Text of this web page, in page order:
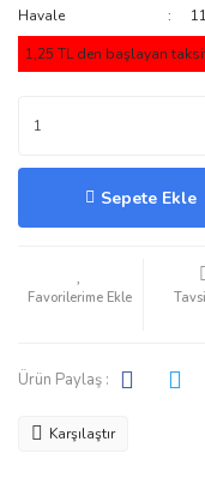
Havale
1,25 TL den başlayan
Sepete Ekle
Ürün Paylaş :
Karşılaştır